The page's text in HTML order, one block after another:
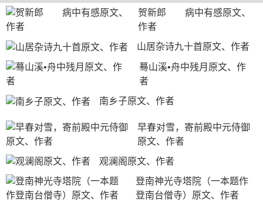
贺新郎　　病中有感原文、
作者
山居杂诗九十首原文、作者
蓦山溪•舟中残月原文、作
者
南乡子原文、作者
早春对雪，寄前殿中元侍御
原文、作者
观澜阁原文、作者
登南神光寺塔院（一本题作
登南台僧寺）原文、作者